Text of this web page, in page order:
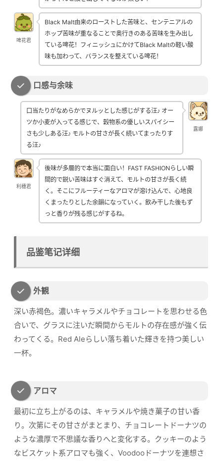
啤花君
Black Malt由来のローストした苦味と、センテニアルの
ホップ苦味が重なることで奥行きのある苦味を生み出し
ている啤花！フィニッシュにかけてBlack Maltの軽い酸
味も加わって、バランスを整えている啤花！
口感与余味
露娜
口当たりがなめらかでヌルッとした感じがする汪♪ オー
ツか小麦が入ってる感じで、穀物系の優しいスパイシー
さも少しある汪♪ モルトの甘さが長く続いてまったりす
る汪♪
利穗君
後味が多層的で本当に面白い！FAST FASHIONらしい瞬
間的で鋭い苦味はすぐ消えて、モルトの甘さが長く続
く。そこにフルーティーなアロマが溶け込んで、心地良
くまったりとした余韻になっていく。飲み干した後もず
っと香りが残る感じがするね。
品鉴笔记详细
外観
深い赤褐色。濃いキャラメルやチョコレートを思わせる色
合いで、グラスに注いだ瞬間からモルトの存在感が強く伝
わってくる。Red Aleらしい落ち着いた輝きを持つ美しい
一杯。
アロマ
最初に立ち上がるのは、キャラメルや焼き菓子の甘い香
り。次第にその甘さがまとまり、チョコレートドーナツの
ような濃厚で不思議な香りへと変化する。クッキーのよう
なビスケット系アロマも強く、Voodooドーナツを連想さ